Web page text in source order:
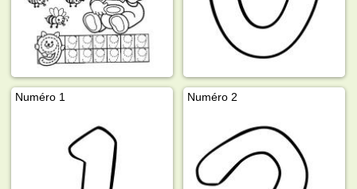
Numéro 1 Numéro 2